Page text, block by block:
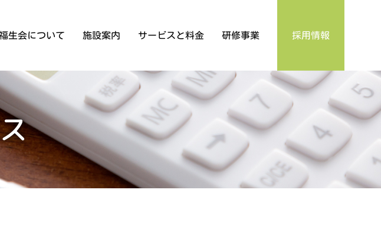
生会について 施設案内
がたサテライト宮丘 ケアセンターひょうご
サービスと料金
ス
通う
デイサービス
相談する
研修事業
研修事業部
実務者研修募集要項
初任者研修募集要項
採用情報